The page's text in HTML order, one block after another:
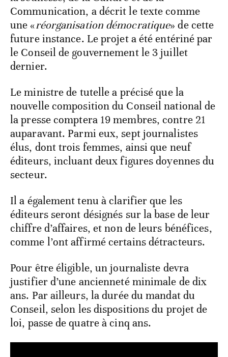
Communication, a décrit le texte comme
une «réorganisation démocratique» de cette
future instance. Le projet a été entériné par
le Conseil de gouvernement le 3 juillet
dernier.
Le ministre de tutelle a précisé que la
nouvelle composition du Conseil national de
la presse comptera 19 membres, contre 21
auparavant. Parmi eux, sept journalistes
élus, dont trois femmes, ainsi que neuf
éditeurs, incluant deux figures doyennes du
secteur.
Il a également tenu à clarifier que les
éditeurs seront désignés sur la base de leur
chiffre d’affaires, et non de leurs bénéfices,
comme l’ont affirmé certains détracteurs.
Pour être éligible, un journaliste devra
justifier d’une ancienneté minimale de dix
ans. Par ailleurs, la durée du mandat du
Conseil, selon les dispositions du projet de
loi, passe de quatre à cinq ans.